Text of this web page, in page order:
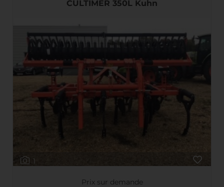
CULTIMER 350L Kuhn
1
Prix sur demande